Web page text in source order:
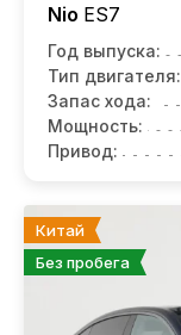
Nio ES7
Год выпуска:
Тип двигателя:
Запас хода:
Мощность:
Привод:
Китай
Без пробега